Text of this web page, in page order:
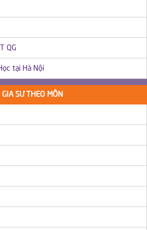
QG
tại Hà Nội
GIA SƯ THEO MÔN